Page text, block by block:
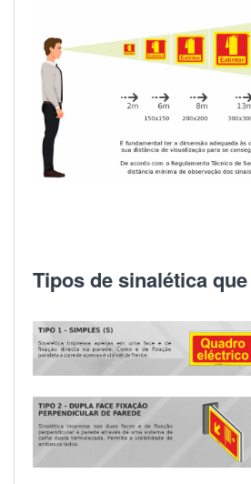
Tipos de sinalética